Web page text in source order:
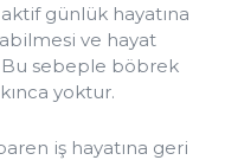
aktif günlük hayatına
ve hayat
sebeple böbrek
yoktur.
iş hayatına geri